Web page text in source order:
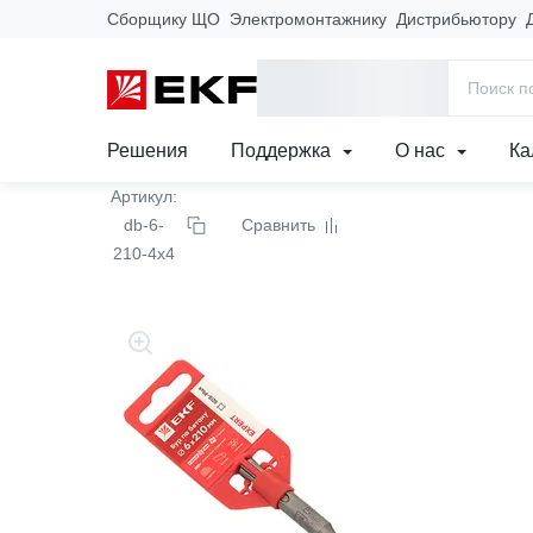
Сборщику ЩО Электромонтажнику Дистрибьютору
Решения Поддержка О нас
Главная
Бур по бетону SDS-
Артикул:
db-6-
210-4x4
Сравнить